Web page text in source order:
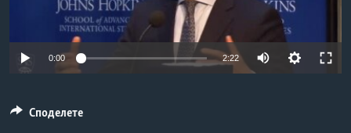
ИНТЕРВЈУА
Јазици
0:00 2:22
Споделете